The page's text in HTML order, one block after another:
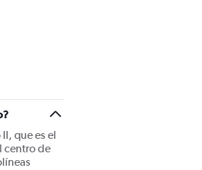
que es el
centro de